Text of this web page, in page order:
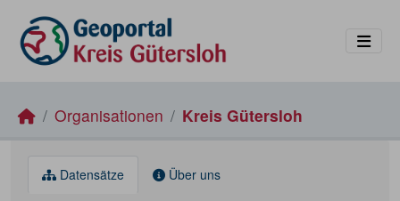
Organisationen Kreis Gütersloh
Datensätze Über uns